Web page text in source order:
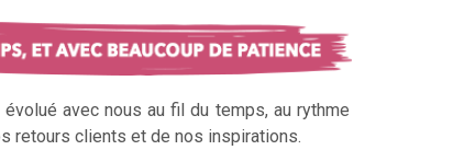
avec nous au fil du temps, au rythme
retours clients et de nos inspirations.